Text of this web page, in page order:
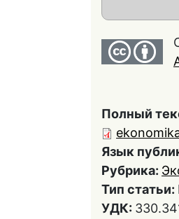
Полный
Язык
Рубрика:
Тип статьи:
УДК: